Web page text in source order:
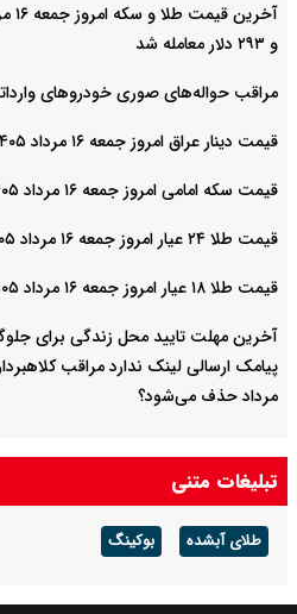
و ٢٩٣ دلار معامله شد
مراقب حواله‌های صوری خودروهای
قیمت دینار عراق امروز جمعه ۱۶ مرداد ۱۴۰۵ اعلام شد + جدول
قیمت سکه امامی امروز جمعه ۱۶ مرداد ۱۴۰۵ اعلام شد/ کاهش قیمت سکه
قیمت طلا ۲۴ عیار امروز جمعه ۱۶ مرداد ۱۴۰۵/ صعود طلا ادامه‌دار شد
قیمت طلا ۱۸ عیار امروز جمعه ۱۶ مرداد ۱۴۰۵ اعلام شد/ طلا بر مدار صعود
آخرین مهلت تایید محل زندگی برای
پیامک ارسالی لینک ندارد مراقب
مرداد حذف می‌شود؟
تبلیغات متنی
طلای آبشده بوکینگ